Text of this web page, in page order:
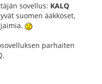
sovellus: KALQ
suomen ääkköset,
parhaiten